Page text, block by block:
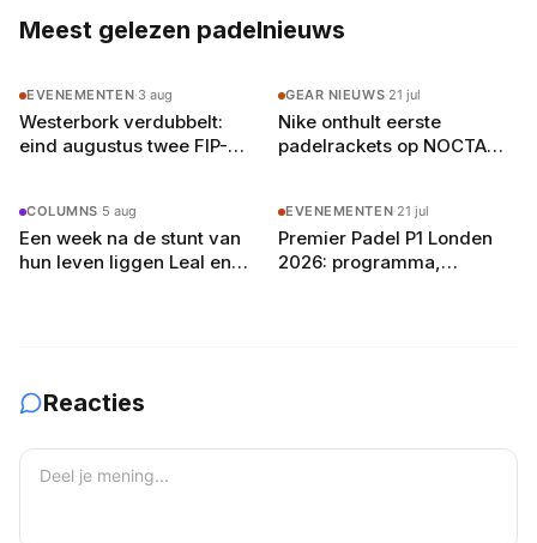
Meest gelezen padelnieuws
EVENEMENTEN·3 aug
Westerbork verdubbelt:
eind augustus twee FIP-
GEAR NIEUWS·21 jul
Nike onthult eerste
padelrackets op NOCTA
COLUMNS·5 aug
Een week na de stunt van
hun leven liggen Leal en
EVENEMENTEN·21 jul
Premier Padel P1 Londen
2026: programma,
Reacties